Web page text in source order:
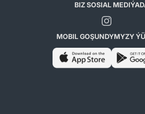
BIZ SOSIAL
MOBIL GOŞUNDYMYZY